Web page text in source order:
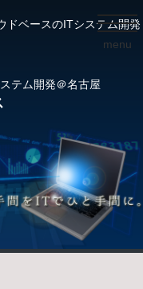
ドベースのITシステム開発
テム開発＠名古屋
menu